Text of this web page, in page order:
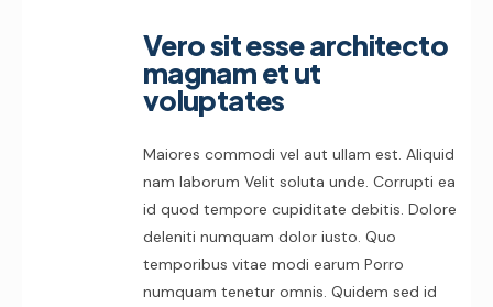
Vero sit esse architecto
magnam et ut
voluptates
Maiores commodi vel aut ullam est. Aliquid
nam laborum Velit soluta unde. Corrupti ea
id quod tempore cupiditate debitis. Dolore
deleniti numquam dolor iusto. Quo
temporibus vitae modi earum Porro
numquam tenetur omnis. Quidem sed id